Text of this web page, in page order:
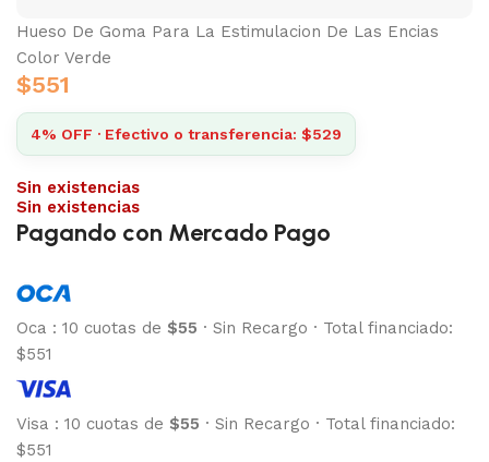
Hueso De Goma Para La Estimulacion De Las Encias
Color Verde
$551
4% OFF · Efectivo o transferencia: $529
Sin existencias
Sin existencias
Pagando con Mercado Pago
Oca : 10 cuotas de $55 · Sin Recargo · Total financiado:
$551
Visa : 10 cuotas de $55 · Sin Recargo · Total financiado:
$551